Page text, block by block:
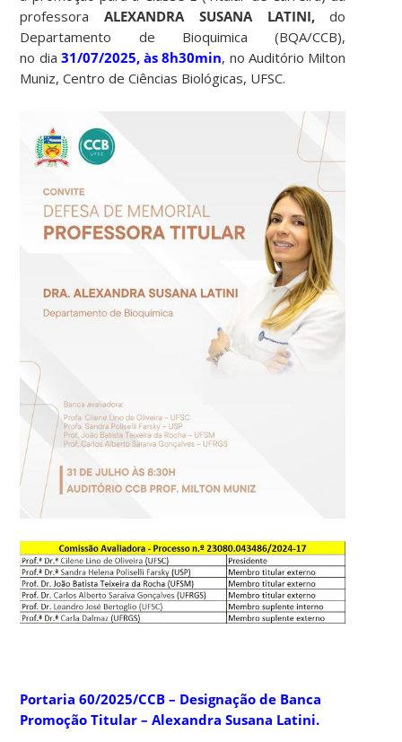
professoraALEXANDRA SUSANA LATINI,do
Departamento de Bioquimica (BQA/CCB),
no dia 31/07/2025, às 8h30min, no Auditório Milton
Muniz, Centro de Ciências Biológicas, UFSC.
Portaria 60/2025/CCB – Designação de Banca
Promoção Titular – Alexandra Susana Latini.